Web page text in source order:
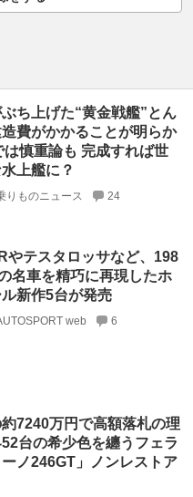
ぶち上げた“黄金戦艦”とん
費がかかることが明らか
は慎重論も 完成すれば世
上艦に？
りものニュース 24
やテスタロッサなど、198
名車を精巧に再現したホ
新作5台が発売
web 6
7240万円で高額落札の理
台の希少色を纏うフェラ
ノ246GT」ノンレストア